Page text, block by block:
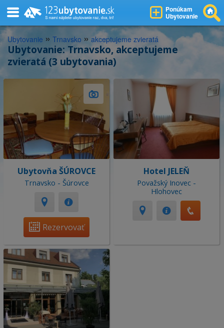
Ponúkam
Ubytovanie
Ubytovanie » Trnavsko » akceptujeme zvieratá
Ubytovanie: Trnavsko, akceptujeme
zvieratá (3 ubytovania)
Ubytovňa ŠÚROVCE
Trnavsko - Šúrovce
Rezervovať
Hotel JELEŇ
Považský Inovec -
Hlohovec